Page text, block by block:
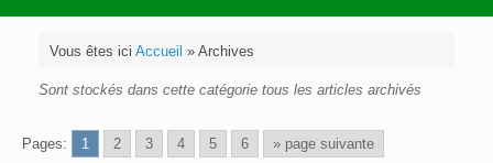
Vous êtes ici Accueil » Archives
Sont stockés dans cette catégorie tous les articles archivés
Pages: 1 2 3 4 5 6 » page suivante